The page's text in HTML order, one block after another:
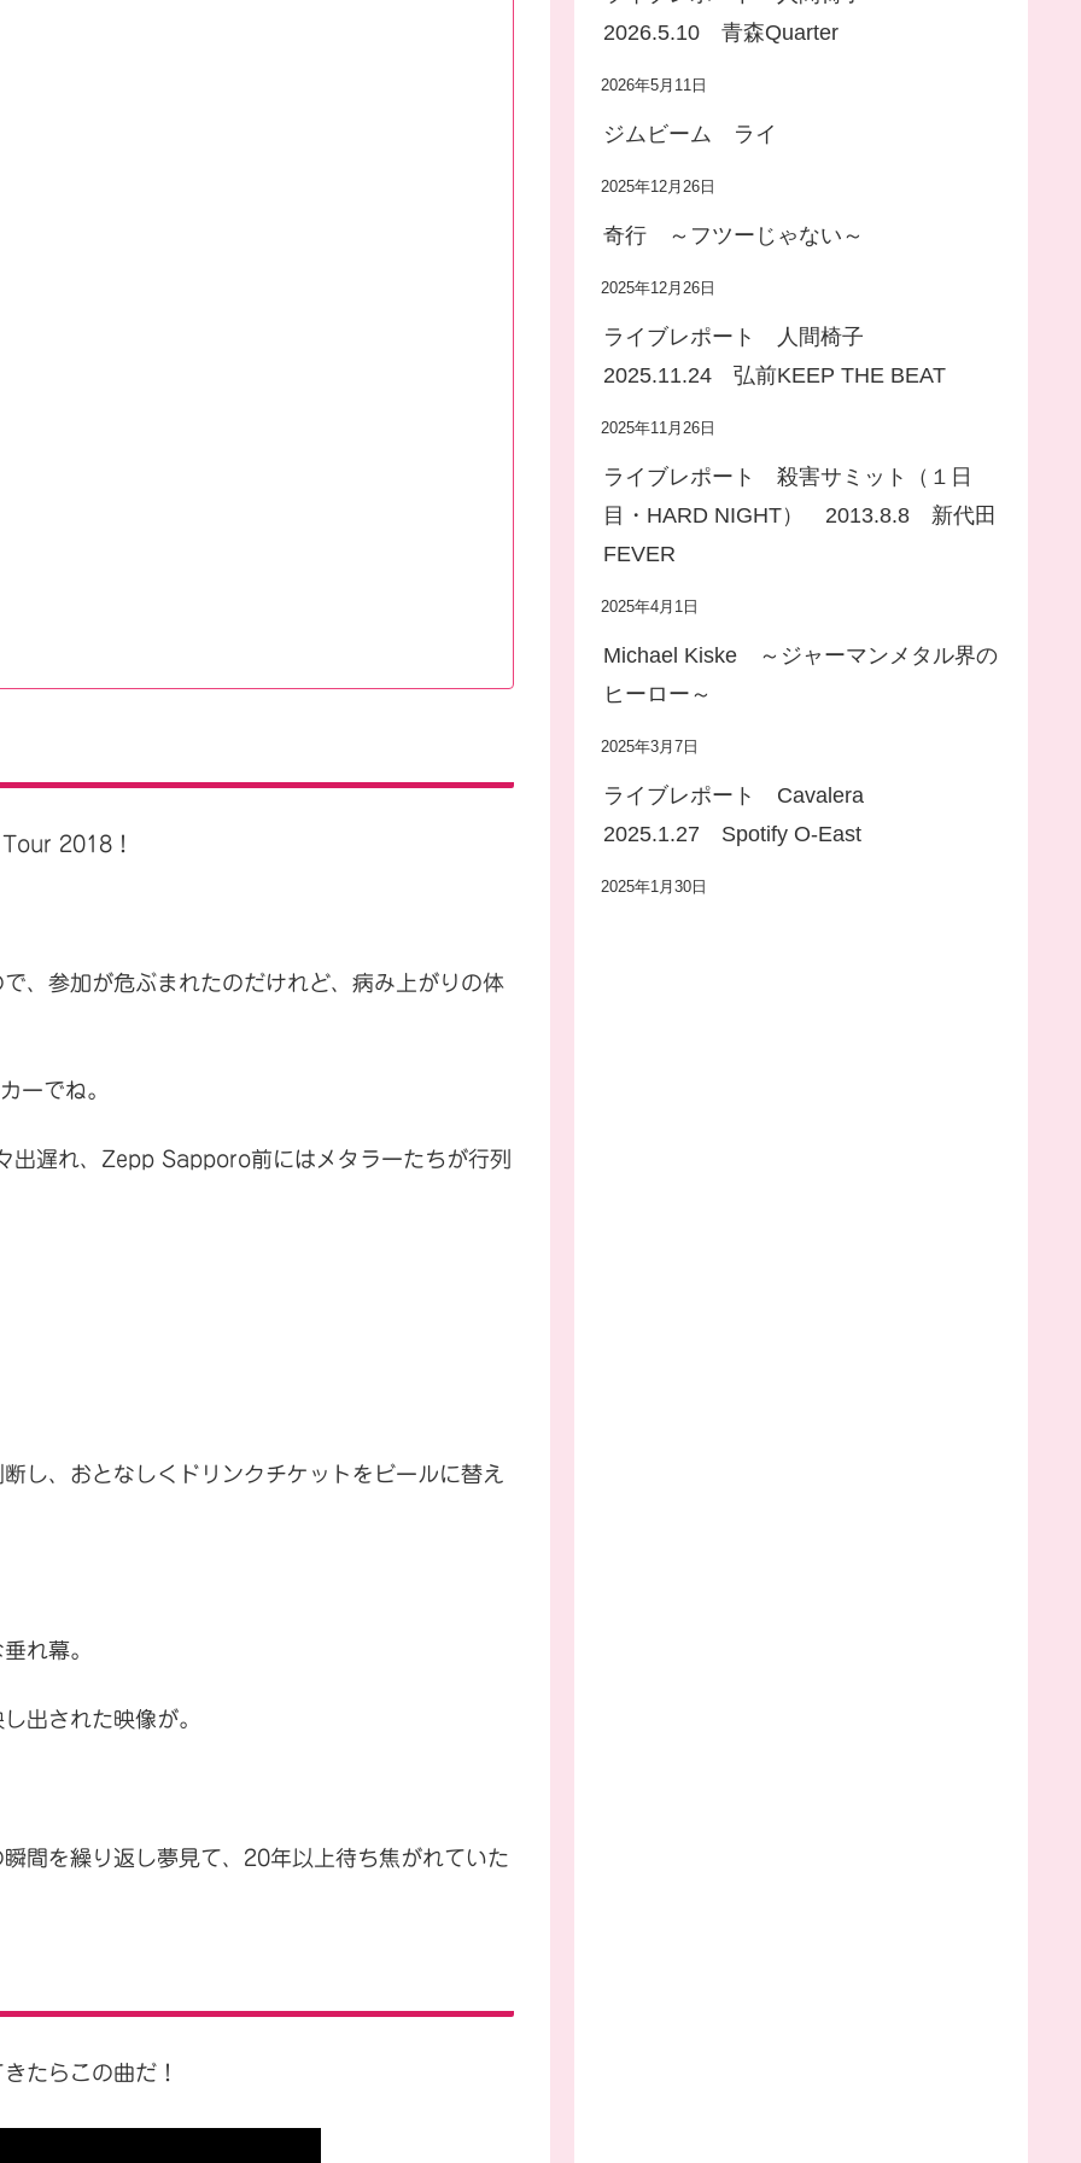
2018！
、参加が危ぶまれたのだけれど、病み上がりの体
ーでね。
遅れ、Zepp Sapporo前にはメタラーたちが行列
し、おとなしくドリンクチケットをビールに替え
れ幕。
出された映像が。
間を繰り返し夢見て、20年以上待ち焦がれていた
たらこの曲だ！
2026.5.10 青森Quarter
2026年5月11日
ジムビーム ライ
2025年12月26日
奇行 ～フツーじゃない～
2025年12月26日
ライブレポート 人間椅子
2025.11.24 弘前KEEP THE BEAT
2025年11月26日
ライブレポート 殺害サミット（１日
目・HARD NIGHT） 2013.8.8 新代田
FEVER
2025年4月1日
Michael Kiske ～ジャーマンメタル界の
ヒーロー～
2025年3月7日
ライブレポート Cavalera
2025.1.27 Spotify O-East
2025年1月30日